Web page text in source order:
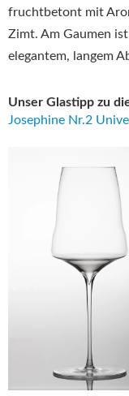
fruchtbetont mit
Zimt. Am Gaumen
elegantem, langem
Unser Glastipp zu
Josephine Nr.2